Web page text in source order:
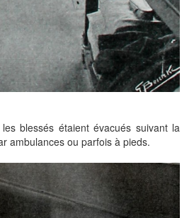
blessés étaient évacués suivant la
ambulances ou parfois à pieds.